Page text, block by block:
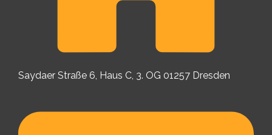
Saydaer Straße 6, Haus C, 3. OG 01257 Dresden